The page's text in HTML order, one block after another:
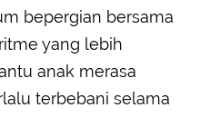
bepergian bersama
yang lebih
anak merasa
terbebani selama